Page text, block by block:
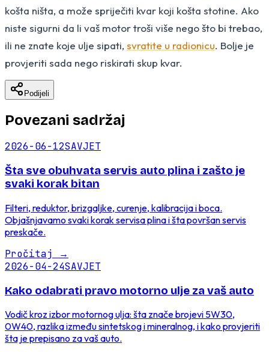
košta ništa, a može spriječiti kvar koji košta stotine. Ako
niste sigurni da li vaš motor troši više nego što bi trebao,
ili ne znate koje ulje sipati, svratite u radionicu. Bolje je
provjeriti sada nego riskirati skup kvar.
Podijeli
Povezani sadržaj
2026-06-12SAVJET
Šta sve obuhvata servis auto plina i zašto je
svaki korak bitan
Filteri, reduktor, brizgaljke, curenje, kalibracija i boca.
Objašnjavamo svaki korak servisa plina i šta površan servis
preskače.
Pročitaj →
2026-04-24SAVJET
Kako odabrati pravo motorno ulje za vaš auto
Vodič kroz izbor motornog ulja: šta znače brojevi 5W30,
0W40, razlika između sintetskog i mineralnog, i kako provjeriti
šta je prepisano za vaš auto.